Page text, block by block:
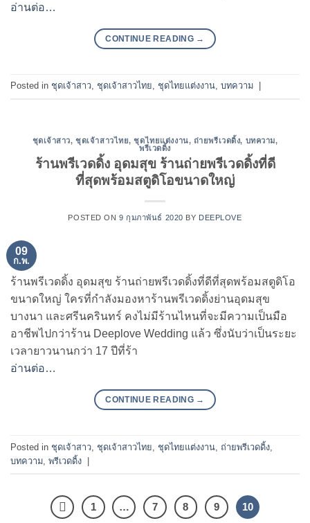
อ่านต่อ…
CONTINUE READING →
Posted in ชุดเจ้าสาว ชุดเจ้าสาวไทย ชุดไทยแต่งงาน บทความ
ชุดเจ้าสาว,ชุดเจ้าสาวไทย,ชุดไทยแต่งงาน, ถ่ายพรีเวดดิ้ง, บทความ,
พรีเวดดิ้ง
ร้านพรีเวดดิ้ง อุดมสุข ร้านถ่ายพรีเวดดิ้งที่ดี
ที่สุดพร้อมสตูดิโอขนาดใหญ่
POSTED ON9 กุมภาพันธ์ 2020 BY DEEPLOVE
09
ก.พ.
ร้านพรีเวดดิ้ง อุดมสุข ร้านถ่ายพรีเวดดิ้งที่ดีที่สุดพร้อมสตูดิโอ
ขนาดใหญ่ ใครที่กำลังมองหาร้านพรีเวดดิ้งย่านอุดมสุข
บางนา และศรีนครินทร์ คงไม่มีร้านไหนที่จะมีความเป็นมือ
อาชีพไปกว่าร้าน Deeplove Wedding แล้ว ซึ่งนับว่าเป็นระยะ
เวลายาวนานกว่า 17 ปีที่ร้า
อ่านต่อ…
CONTINUE READING →
Posted in ชุดเจ้าสาว ชุดเจ้าสาวไทย ชุดไทยแต่งงาน ถ่ายพรีเวดดิ้ง
บทความ พรีเวดดิ้ง |
1 … 7 8 9 10